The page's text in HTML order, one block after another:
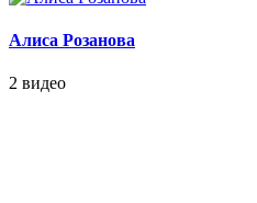
Алиса Розанова
2 видео